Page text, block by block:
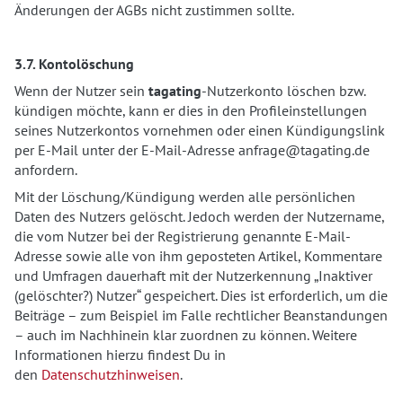
Änderungen der AGBs nicht zustimmen sollte.
3.7. Kontolöschung
Wenn der Nutzer sein tagating-Nutzerkonto löschen bzw.
kündigen möchte, kann er dies in den Profileinstellungen
seines Nutzerkontos vornehmen oder einen Kündigungslink
per E-Mail unter der E-Mail-Adresse anfrage@tagating.de
anfordern.
Mit der Löschung/Kündigung werden alle persönlichen
Daten des Nutzers gelöscht. Jedoch werden der Nutzername,
die vom Nutzer bei der Registrierung genannte E-Mail-
Adresse sowie alle von ihm geposteten Artikel, Kommentare
und Umfragen dauerhaft mit der Nutzerkennung „Inaktiver
(gelöschter?) Nutzer“ gespeichert. Dies ist erforderlich, um die
Beiträge – zum Beispiel im Falle rechtlicher Beanstandungen
– auch im Nachhinein klar zuordnen zu können. Weitere
Informationen hierzu findest Du in
den Datenschutzhinweisen.